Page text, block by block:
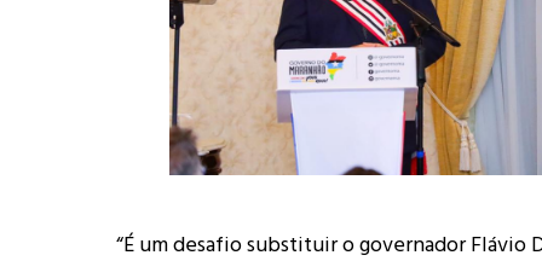
“É um desafio substituir o governador Flávio